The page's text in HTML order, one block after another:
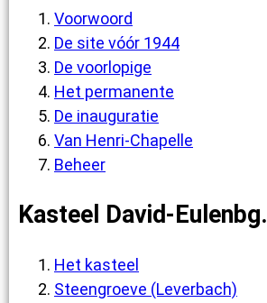
Voorwoord
De site vóór 1944
De voorlopige
Het permanente
De inauguratie
Van Henri-Chapelle
Beheer
Kasteel David-Eulenbg.
Het kasteel
Steengroeve (Leverbach)